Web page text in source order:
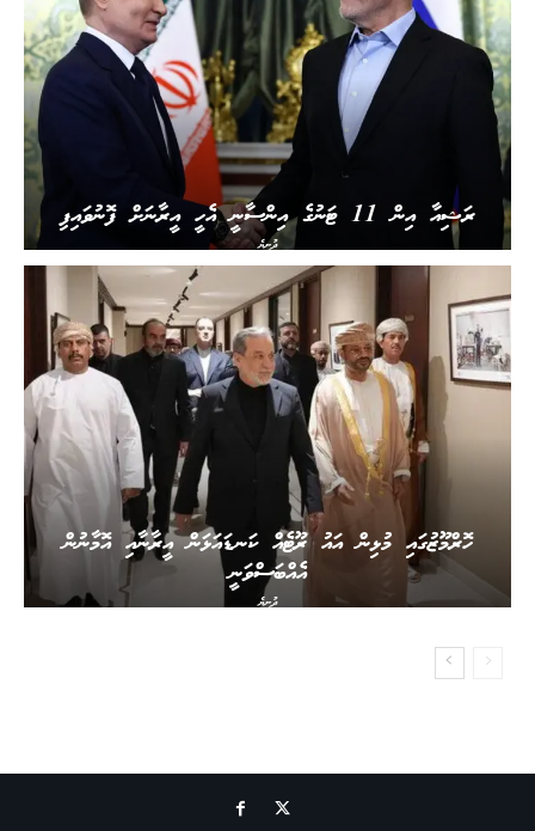
ދުނިޔެ
ރަޝިއާ އިން 11 ޓަނުގެ އިންސާނީ އެހީ އީރާނަށް ފޮނުވައިފި
ދުނިޔެ
ހޮރްމޫޒުގައި މުޅިން އައު ރޫޓެއް ކަނޑައަޅަން އީރާނާއި އޮމާނުން
އެއްބަސްވަނީ